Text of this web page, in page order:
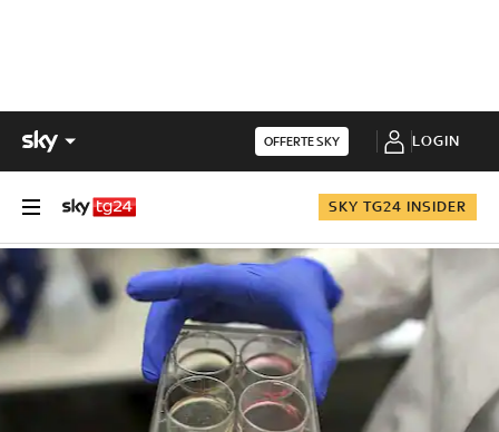
OFFERTE SKY LOGIN
SKY TG24 INSIDER